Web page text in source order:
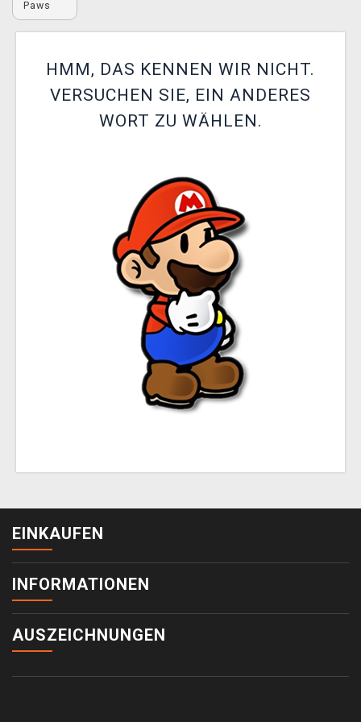
XZONE CLUB
Paws
HMM, DAS KENNEN WIR NICHT.
VERSUCHEN SIE, EIN ANDERES
WORT ZU WÄHLEN.
EINKAUFEN
INFORMATIONEN
AUSZEICHNUNGEN